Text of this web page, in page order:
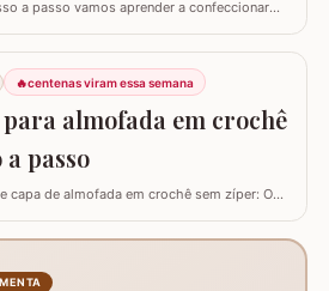
a passo vamos aprender a confeccionar
flor sem relevo para que não atrapalhe se
algo em cima. Para este trabalho
Duna da Círculo S.A. Você pode utilizar os
maxcolor, Barroco…
🔥centenas viram essa semana
almofada em crochê
a passo
capa de almofada em crochê sem zíper: O
lavar e versátil, usando crochê com fio de
para o projeto: São